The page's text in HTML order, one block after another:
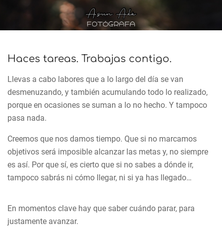
Haces tareas. Trabajas contigo.
Llevas a cabo labores que a lo largo del día se van
desmenuzando, y también acumulando todo lo realizado,
porque en ocasiones se suman a lo no hecho. Y tampoco
pasa nada.
Creemos que nos damos tiempo. Que si no marcamos
objetivos será imposible alcanzar las metas y, no siempre
es así. Por que sí, es cierto que si no sabes a dónde ir,
tampoco sabrás ni cómo llegar, ni si ya has llegado…
En momentos clave hay que saber cuándo parar, para
justamente avanzar.